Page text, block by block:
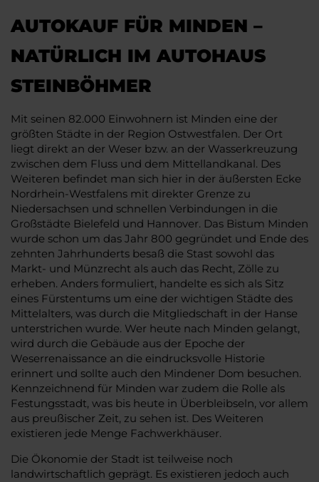
AUTOKAUF FÜR MINDEN –
NATÜRLICH IM AUTOHAUS
STEINBÖHMER
Mit seinen 82.000 Einwohnern ist Minden eine der
größten Städte in der Region Ostwestfalen. Der Ort
liegt direkt an der Weser bzw. an der Wasserkreuzung
zwischen dem Fluss und dem Mittellandkanal. Des
Weiteren befindet man sich hier in der äußersten Ecke
Nordrhein-Westfalens mit direkter Grenze zu
Niedersachsen und schnellen Verbindungen in die
Großstädte Bielefeld und Hannover. Das Bistum Minden
wurde schon um das Jahr 800 gegründet und Ende des
zehnten Jahrhunderts besaß die Stast sowohl das
Markt- und Münzrecht als auch das Recht, Zölle zu
erheben. Anders formuliert, handelte es sich als Sitz
eines Fürstentums um eine der wichtigen Städte des
Mittelalters, was durch die Mitgliedschaft in der Hanse
unterstrichen wurde. Wer heute nach Minden gelangt,
wird durch die Gebäude aus der Epoche der
Weserrenaissance an die eindrucksvolle Historie
erinnert und sollte auch den Mindener Dom besuchen.
Kennzeichnend für Minden war zudem die Rolle als
Festungsstadt, was bis heute in Überbleibseln, vor allem
aus preußischer Zeit, zu sehen ist. Des Weiteren
existieren jede Menge Fachwerkhäuser.
Die Ökonomie der Stadt ist teilweise noch
landwirtschaftlich geprägt. Es existieren jedoch auch